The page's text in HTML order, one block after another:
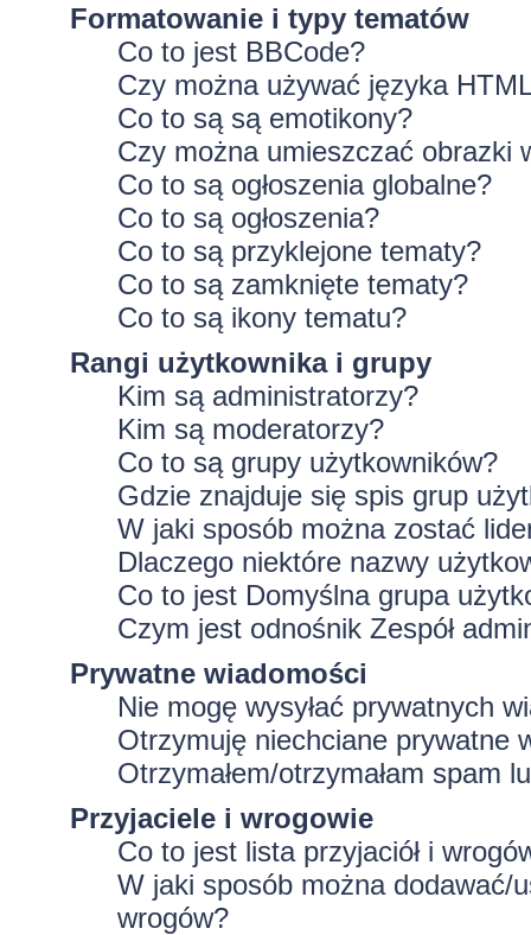
Formatowanie i typy tematów
Co to jest BBCode?
Czy można używać języka
Co to są są emotikony?
Czy można umieszczać obrazki
Co to są ogłoszenia globalne?
Co to są ogłoszenia?
Co to są przyklejone tematy?
Co to są zamknięte tematy?
Co to są ikony tematu?
Rangi użytkownika i grupy
Kim są administratorzy?
Kim są moderatorzy?
Co to są grupy użytkowników?
Gdzie znajduje się spis grup
W jaki sposób można zostać
Dlaczego niektóre nazwy
Co to jest Domyślna grupa
Czym jest odnośnik Zespół
Prywatne wiadomości
Nie mogę wysyłać prywatnych
Otrzymuję niechciane prywatne
Otrzymałem/otrzymałam spam
Przyjaciele i wrogowie
Co to jest lista przyjaciół i
W jaki sposób można dodawać/
wrogów?